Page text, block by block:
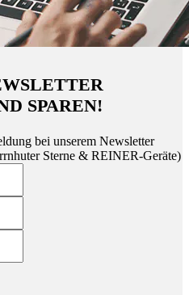
SPAREN!
bei unserem Newsletter
Sterne & REINER-Geräte)